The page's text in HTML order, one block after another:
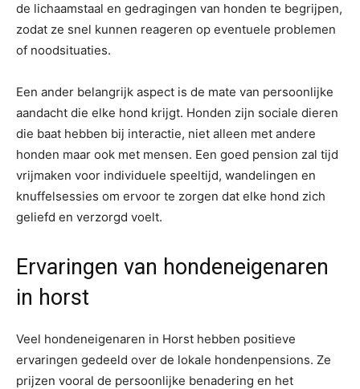
de lichaamstaal en gedragingen van honden te begrijpen,
zodat ze snel kunnen reageren op eventuele problemen
of noodsituaties.
Een ander belangrijk aspect is de mate van persoonlijke
aandacht die elke hond krijgt. Honden zijn sociale dieren
die baat hebben bij interactie, niet alleen met andere
honden maar ook met mensen. Een goed pension zal tijd
vrijmaken voor individuele speeltijd, wandelingen en
knuffelsessies om ervoor te zorgen dat elke hond zich
geliefd en verzorgd voelt.
Ervaringen van hondeneigenaren
in horst
Veel hondeneigenaren in Horst hebben positieve
ervaringen gedeeld over de lokale hondenpensions. Ze
prijzen vooral de persoonlijke benadering en het